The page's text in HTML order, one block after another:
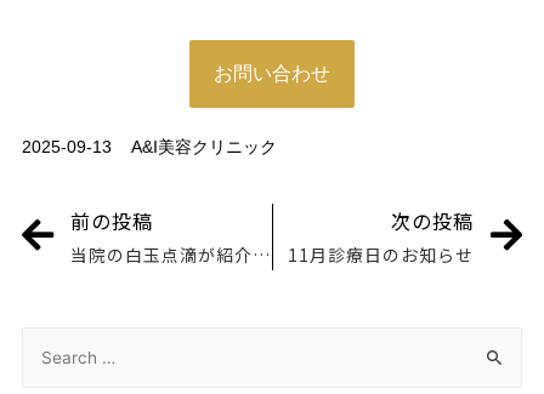
お問い合わせ
2025-09-13 A&I美容クリニック
前の投稿
当院の白玉点滴が紹介されました♪
次の投稿
11月診療日のお知らせ